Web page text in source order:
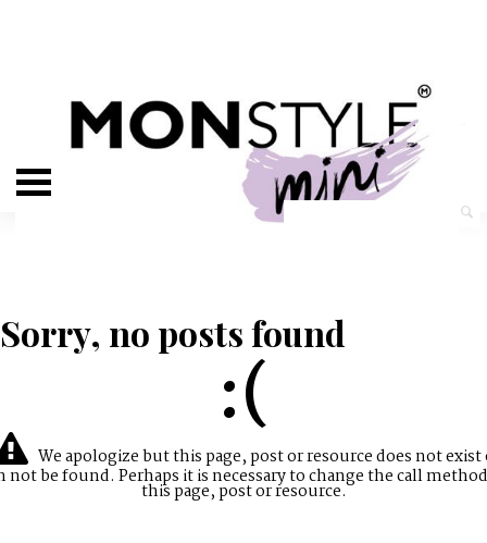
Sorry, no posts found
:(
We apologize but this page, post or resource does not exist
not be found. Perhaps it is necessary to change the call
this page, post or resource.